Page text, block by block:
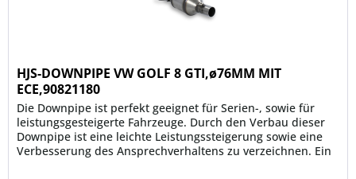
HJS-DOWNPIPE VW GOLF 8 GTI,ø76MM MIT
ECE,90821180
Die Downpipe ist perfekt geeignet für Serien-, sowie für
leistungsgesteigerte Fahrzeuge. Durch den Verbau dieser
Downpipe ist eine leichte Leistungssteigerung sowie eine
Verbesserung des Ansprechverhaltens zu verzeichnen. Ein